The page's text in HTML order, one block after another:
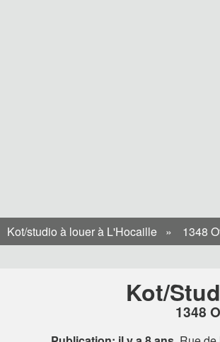
Kot/studio à louer à L'Hocaille 1348
Kot/
1348